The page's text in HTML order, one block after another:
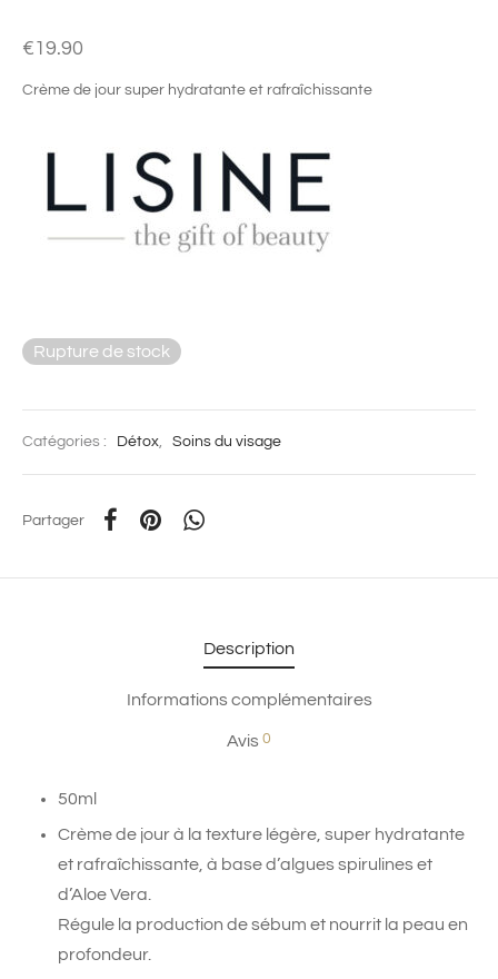
€19.90
Crème de jour super hydratante et rafraîchissante
Rupture de stock
Catégories : Détox, Soins du visage
Partager
Description
Informations complémentaires
Avis 0
50ml
Crème de jour à la texture légère, super hydratante
et rafraîchissante, à base d’algues spirulines et
d’Aloe Vera.
Régule la production de sébum et nourrit la peau en
profondeur.